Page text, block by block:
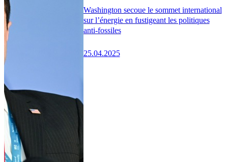
Washington secoue le sommet international
sur l’énergie en fustigeant les politiques
anti-fossiles
25.04.2025